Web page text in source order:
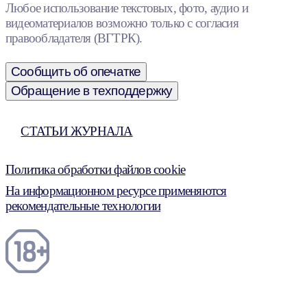
Любое использование текстовых, фото, аудио и
видеоматериалов возможно только с согласия
правообладателя (ВГТРК).
Сообщить об опечатке
Обращение в техподдержку
СТАТЬИ ЖУРНАЛА
Политика обработки файлов cookie
На информационном ресурсе применяются
рекомендательные технологии